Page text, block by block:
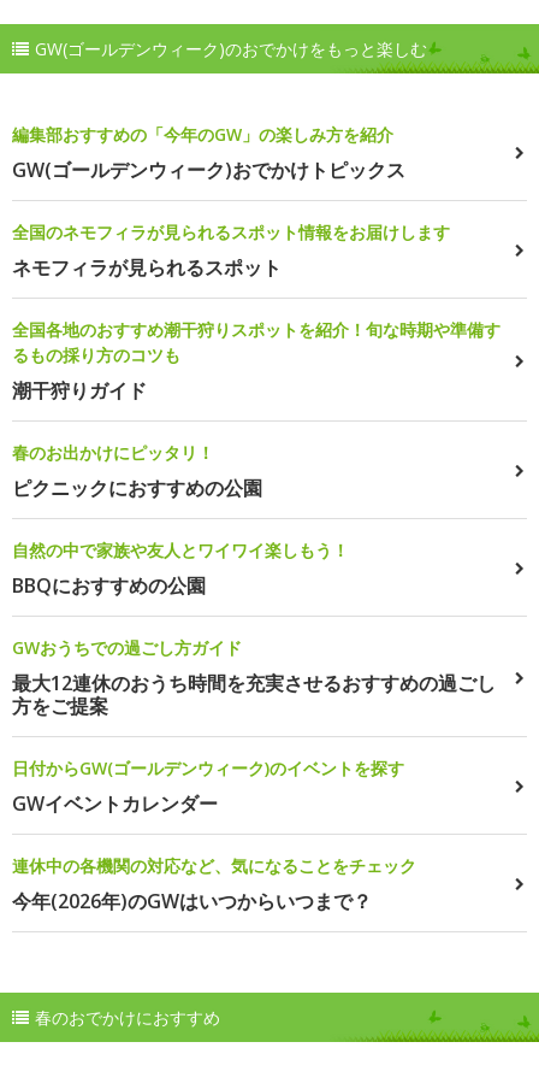
GW(ゴールデンウィーク)のおでかけをもっと楽しむ
編集部おすすめの「今年のGW」の楽しみ方を紹介
GW(ゴールデンウィーク)おでかけトピックス
全国のネモフィラが見られるスポット情報をお届けします
ネモフィラが見られるスポット
全国各地のおすすめ潮干狩りスポットを紹介！旬な時期や準備す
るもの採り方のコツも
潮干狩りガイド
春のお出かけにピッタリ！
ピクニックにおすすめの公園
自然の中で家族や友人とワイワイ楽しもう！
BBQにおすすめの公園
GWおうちでの過ごし方ガイド
最大12連休のおうち時間を充実させるおすすめの過ごし
方をご提案
日付からGW(ゴールデンウィーク)のイベントを探す
GWイベントカレンダー
連休中の各機関の対応など、気になることをチェック
今年(2026年)のGWはいつからいつまで？
春のおでかけにおすすめ